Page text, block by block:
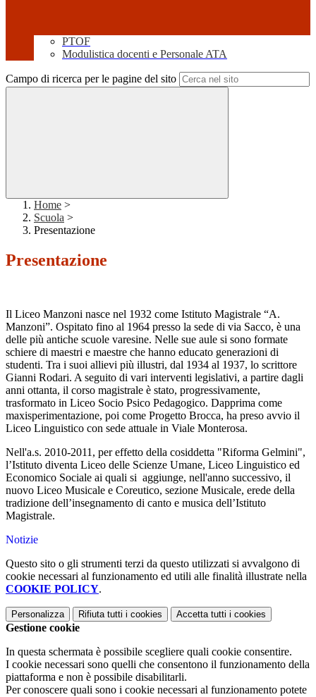
PTOF
Modulistica docenti e Personale ATA
Campo di ricerca per le pagine del sito
Home >
Scuola >
Presentazione
Presentazione
Il Liceo Manzoni nasce nel 1932 come Istituto Magistrale “A.
Manzoni”. Ospitato fino al 1964 presso la sede di via Sacco, è una
delle più antiche scuole varesine. Nelle sue aule si sono formate
schiere di maestri e maestre che hanno educato generazioni di
studenti. Tra i suoi allievi più illustri, dal 1934 al 1937, lo scrittore
Gianni Rodari. A seguito di vari interventi legislativi, a partire dagli
anni ottanta, il corso magistrale è stato, progressivamente,
trasformato in Liceo Socio Psico Pedagogico. Dapprima come
maxisperimentazione, poi come Progetto Brocca, ha preso avvio il
Liceo Linguistico con sede attuale in Viale Monterosa.
Nell'a.s. 2010-2011, per effetto della cosiddetta "Riforma Gelmini",
l’Istituto diventa Liceo delle Scienze Umane, Liceo Linguistico ed
Economico Sociale ai quali si aggiunge, nell'anno successivo, il
nuovo Liceo Musicale e Coreutico, sezione Musicale, erede della
tradizione dell’insegnamento di canto e musica dell’Istituto
Magistrale.
Notizie
Questo sito o gli strumenti terzi da questo utilizzati si avvalgono di
cookie necessari al funzionamento ed utili alle finalità illustrate nella
COOKIE POLICY.
Personalizza Rifiuta tutti i cookies Accetta tutti i cookies
Gestione cookie
In questa schermata è possibile scegliere quali cookie consentire.
I cookie necessari sono quelli che consentono il funzionamento della
piattaforma e non è possibile disabilitarli.
Per conoscere quali sono i cookie necessari al funzionamento potete